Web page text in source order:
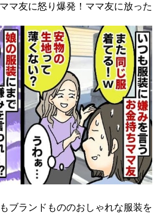
マ友に怒り爆発！ママ友に放った
ブランドもののおしゃれな服装を